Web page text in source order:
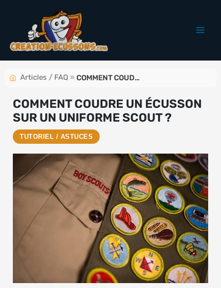
contenu
Articles / FAQ » COMMENT COUDRE UN ÉCUSSON SUR UN UNIFORME SCOUT ?
COMMENT COUDRE UN ÉCUSSON
SUR UN UNIFORME SCOUT ?
TUTORIEL / ASTUCES